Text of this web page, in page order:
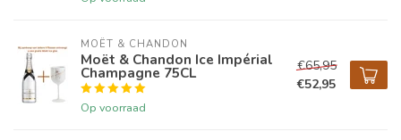
MOËT & CHANDON
Moët & Chandon Ice Impérial
Champagne 75CL
Op voorraad
€65,95
€52,95